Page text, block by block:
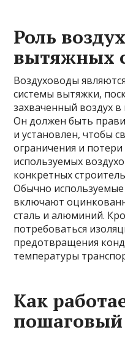
Роль
вытяжных
Воздуховоды
системы вытяжки,
захваченный воздух
Он должен быть
и установлен, чтобы
ограничения и
используемых
конкретных
Обычно
включают
сталь и алюминий.
потребоваться
предотвращения
температуры
Как
пошаговый